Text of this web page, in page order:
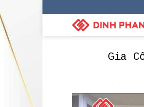
Gia